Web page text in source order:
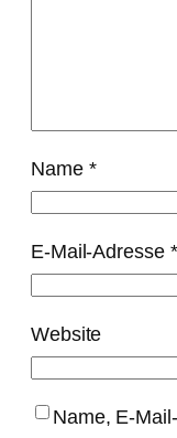
Name *
E-Mail-Adresse *
Website
Name, E-